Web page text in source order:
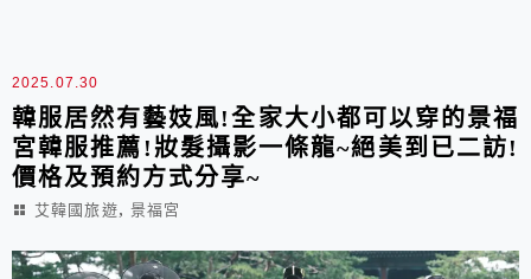
2025.07.30
韓服居然有藝妓風!全家大小都可以穿的景福
宮韓服推薦!妝髮攝影一條龍~絕美到已二訪!
價格及預約方式分享~
艾韓國旅遊, 景福宮